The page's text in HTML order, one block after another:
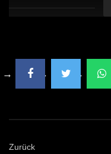
Zurück